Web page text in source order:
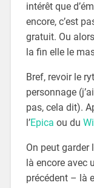
intérêt que
encore, c’est
gratuit. Ou
la fin elle le
Bref, revoir le
personnage
pas, cela dit).
l’Epica ou du
On peut garder
là encore avec
précédent – là